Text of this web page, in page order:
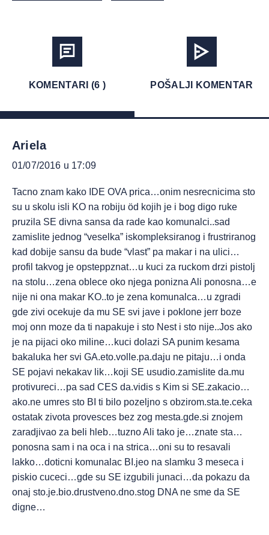
KOMENTARI (6 ) POŠALJI KOMENTAR
Ariela
01/07/2016 u 17:09
Tacno znam kako IDE OVA prica…onim nesrecnicima sto
su u skolu isli KO na robiju öd kojih je i bog digo ruke
pruzila SE divna sansa da rade kao komunalci..sad
zamislite jednog “veselka” iskompleksiranog i frustriranog
kad dobije sansu da bude “vlast” pa makar i na ulici…
profil takvog je opsteppznat…u kuci za ruckom drzi pistolj
na stolu…zena oblece oko njega ponizna Ali ponosna…e
nije ni ona makar KO..to je zena komunalca…u zgradi
gde zivi ocekuje da mu SE svi jave i poklone jerr boze
moj onn moze da ti napakuje i sto Nest i sto nije..Jos ako
je na pijaci oko miline…kuci dolazi SA punim kesama
bakaluka her svi GA.eto.volle.pa.daju ne pitaju…i onda
SE pojavi nekakav lik…koji SE usudio.zamislite da.mu
protivureci…pa sad CES da.vidis s Kim si SE.zakacio…
ako.ne umres sto BI ti bilo pozeljno s obzirom.sta.te.ceka
ostatak zivota provesces bez zog mesta.gde.si znojem
zaradjivao za beli hleb…tuzno Ali tako je…znate sta…
ponosna sam i na oca i na strica…oni su to resavali
lakko…doticni komunalac BI.jeo na slamku 3 meseca i
piskio cuceci…gde su SE izgubili junaci…da pokazu da
onaj sto.je.bio.drustveno.dno.stog DNA ne sme da SE
digne…